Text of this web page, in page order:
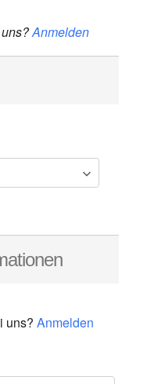
uns?Anmelden
uns? Anmelden